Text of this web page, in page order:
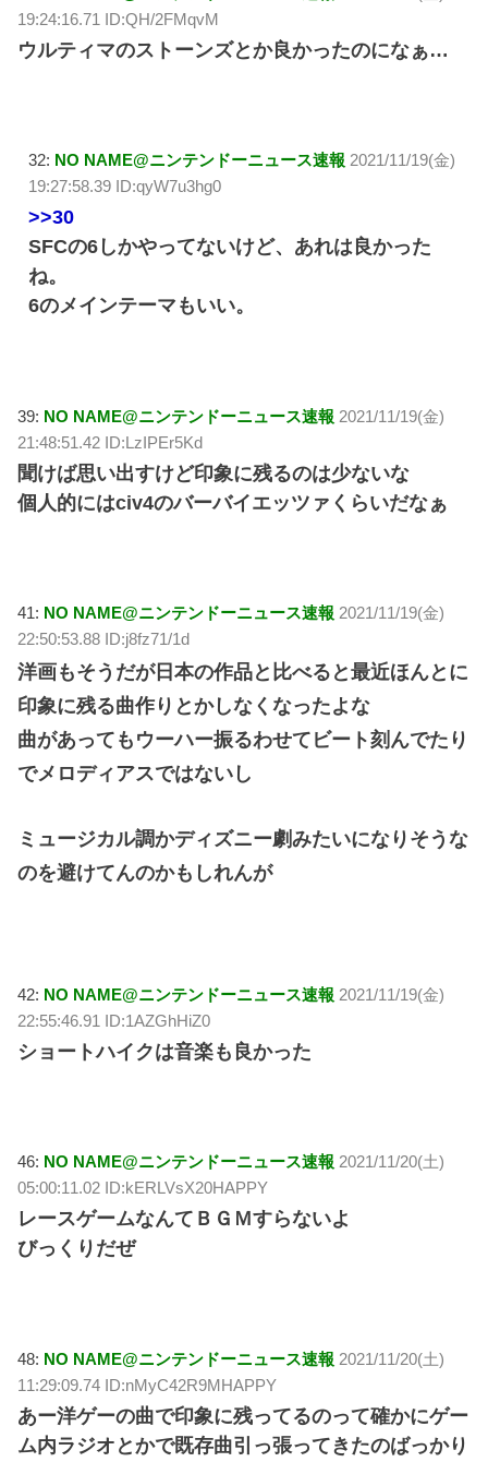
19:24:16.71 ID:QH/2FMqvM
ウルティマのストーンズとか良かったのになぁ…
32: NO NAME@ニンテンドーニュース速報 2021/11/19(金)
19:27:58.39 ID:qyW7u3hg0
>>30
SFCの6しかやってないけど、あれは良かった
ね。
6のメインテーマもいい。
39: NO NAME@ニンテンドーニュース速報 2021/11/19(金)
21:48:51.42 ID:LzIPEr5Kd
聞けば思い出すけど印象に残るのは少ないな
個人的にはciv4のバーバイエッツァくらいだなぁ
41: NO NAME@ニンテンドーニュース速報 2021/11/19(金)
22:50:53.88 ID:j8fz71/1d
洋画もそうだが日本の作品と比べると最近ほんとに
印象に残る曲作りとかしなくなったよな
曲があってもウーハー振るわせてビート刻んでたり
でメロディアスではないし
ミュージカル調かディズニー劇みたいになりそうな
のを避けてんのかもしれんが
42: NO NAME@ニンテンドーニュース速報 2021/11/19(金)
22:55:46.91 ID:1AZGhHiZ0
ショートハイクは音楽も良かった
46: NO NAME@ニンテンドーニュース速報 2021/11/20(土)
05:00:11.02 ID:kERLVsX20HAPPY
レースゲームなんてＢＧＭすらないよ
びっくりだぜ
48: NO NAME@ニンテンドーニュース速報 2021/11/20(土)
11:29:09.74 ID:nMyC42R9MHAPPY
あー洋ゲーの曲で印象に残ってるのって確かにゲー
ム内ラジオとかで既存曲引っ張ってきたのばっかり